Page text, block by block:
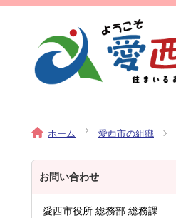
ホーム 愛西市の組織
お問い合わせ
愛西市役所 総務部 総務課